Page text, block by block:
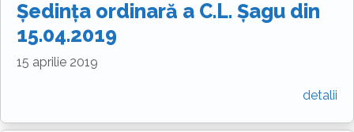
Ședința ordinară a C.L. Șagu din
15.04.2019
15 aprilie 2019
detalii